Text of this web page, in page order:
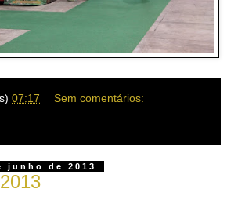
07:17 Sem comentários:
de 2013